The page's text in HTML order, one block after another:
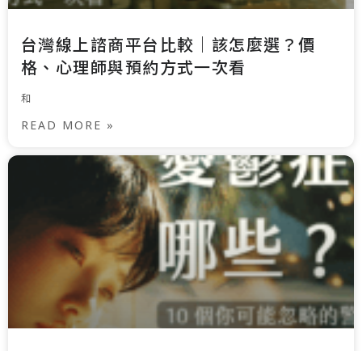
台灣線上諮商平台比較｜該怎麼選？價
格、心理師與預約方式一次看
和
READ MORE »